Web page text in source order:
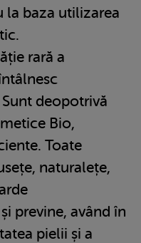
la baza utilizarea
rară a
deopotrivă
Bio,
Toate
naturalețe,
previne, având în
pielii și a